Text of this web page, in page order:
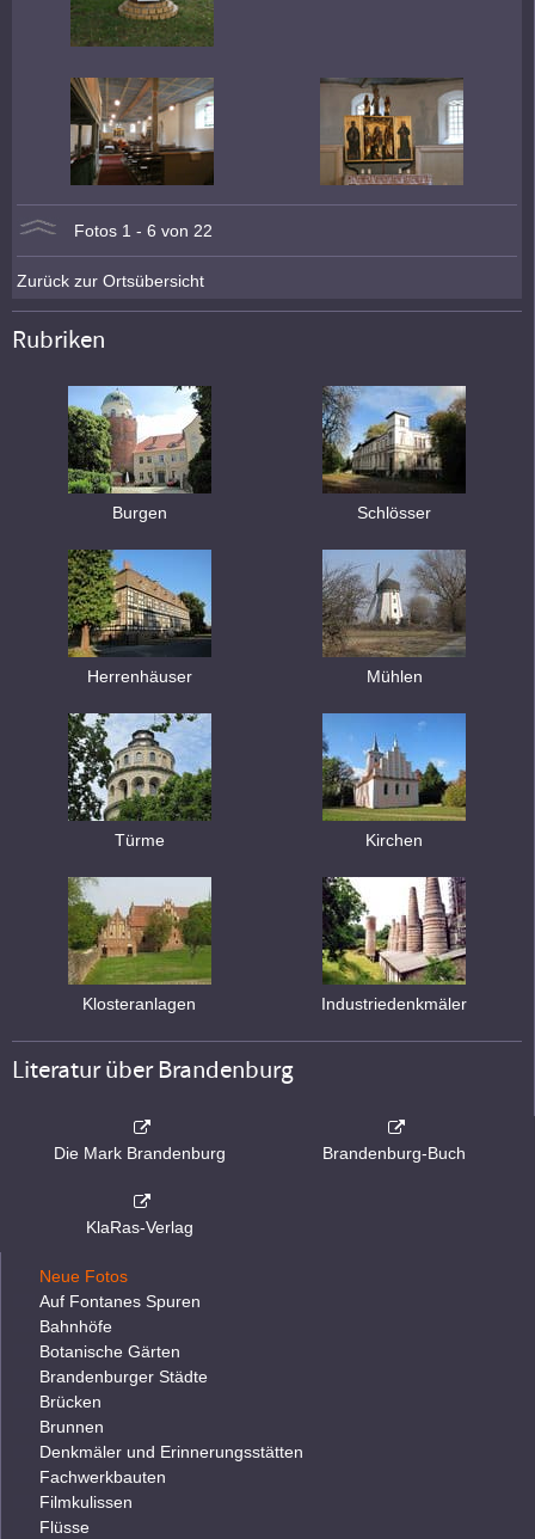
Fotos 1 - 6 von 22
Zurück zur Ortsübersicht
Rubriken
Burgen Schlösser
Herrenhäuser Mühlen
Türme Kirchen
Klosteranlagen Industriedenkmäler
Literatur über Brandenburg
Die Mark Brandenburg Brandenburg-Buch
KlaRas-Verlag
Neue Fotos
Auf Fontanes Spuren
Bahnhöfe
Botanische Gärten
Brandenburger Städte
Brücken
Brunnen
Denkmäler und Erinnerungsstätten
Fachwerkbauten
Filmkulissen
Flüsse